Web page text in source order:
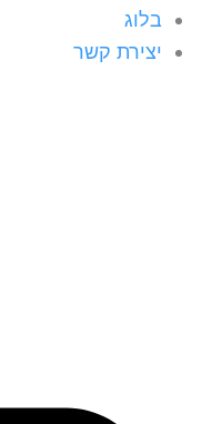
בלוג
יצירת קשר